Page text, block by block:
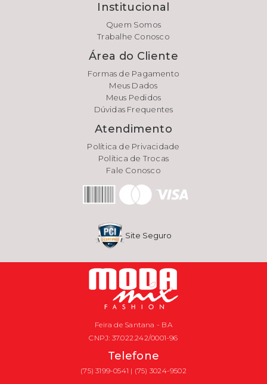
Institucional
Quem Somos
Trabalhe Conosco
Área do Cliente
Formas de Pagamento
Meus Dados
Meus Pedidos
Dúvidas Frequentes
Atendimento
Política de Privacidade
Política de Trocas
Fale Conosco
Site Seguro
Feira de Santana - BA
CNPJ: 37.022.242/0001-96
Telefone
(75) 3199-0541 | (75) 3024-9502